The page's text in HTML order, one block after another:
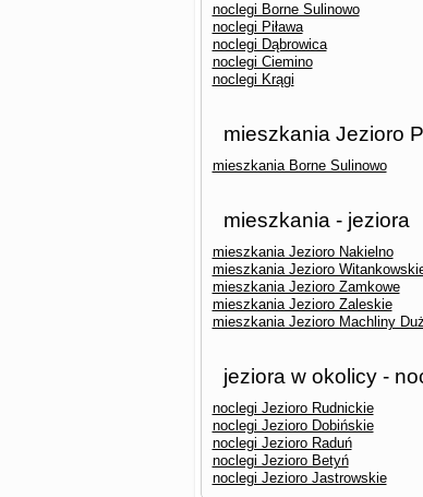
noclegi Borne Sulinowo
noclegi Piława
noclegi Dąbrowica
noclegi Ciemino
noclegi Krągi
mieszkania Jezioro
mieszkania Borne Sulinowo
mieszkania - jeziora
mieszkania Jezioro Nakielno
mieszkania Jezioro
mieszkania Jezioro Zamkowe
mieszkania Jezioro Zaleskie
mieszkania Jezioro Machliny
jeziora w okolicy -
noclegi Jezioro Rudnickie
noclegi Jezioro Dobińskie
noclegi Jezioro Raduń
noclegi Jezioro Betyń
noclegi Jezioro Jastrowskie